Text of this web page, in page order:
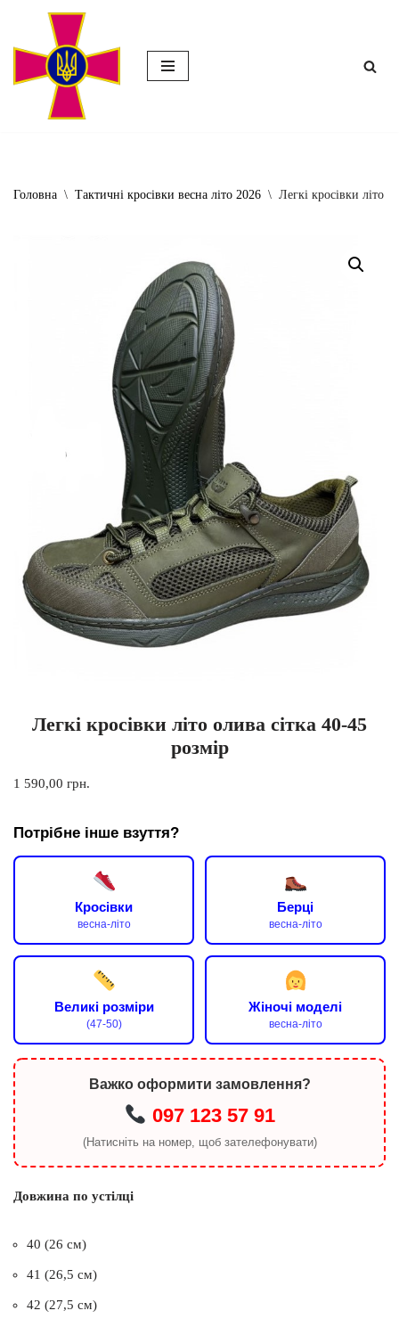
Перейти
Головна \ Тактичні кросівки весна літо 2026 \ Легкі кросівки літо
Легкі кросівки літо олива сітка 40-45
розмір
1 590,00 грн.
Потрібне інше взуття?
Кросівки
весна-літо
Берці
весна-літо
Великі розміри
(47-50)
Жіночі моделі
весна-літо
Важко оформити замовлення?
097 123 57 91
(Натисніть на номер, щоб зателефонувати)
Довжина по устілці
40 (26 см)
41 (26,5 см)
42 (27,5 см)